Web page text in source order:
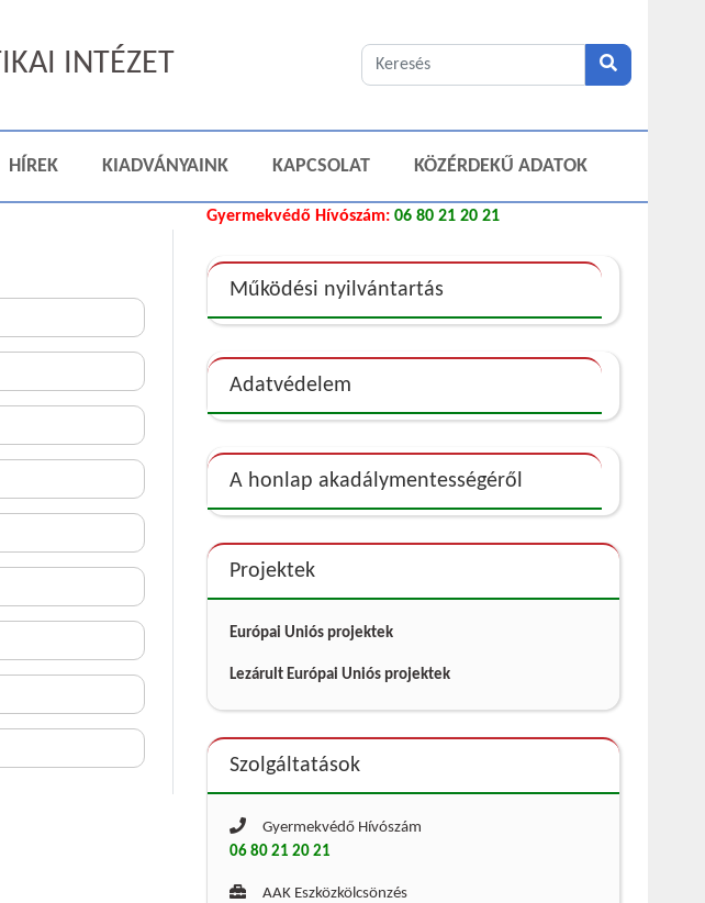
INTÉZET
HÍREK KIADVÁNYAINK KAPCSOLAT KÖZÉRDEKŰ ADATOK
Gyermekvédő Hívószám: 06 80 21 20 21
Működési nyilvántartás
Adatvédelem
A honlap akadálymentességéről
Projektek
Európai Uniós projektek
Lezárult Európai Uniós projektek
Szolgáltatások
Gyermekvédő Hívószám
06 80 21 20 21
AAK Eszközkölcsönzés